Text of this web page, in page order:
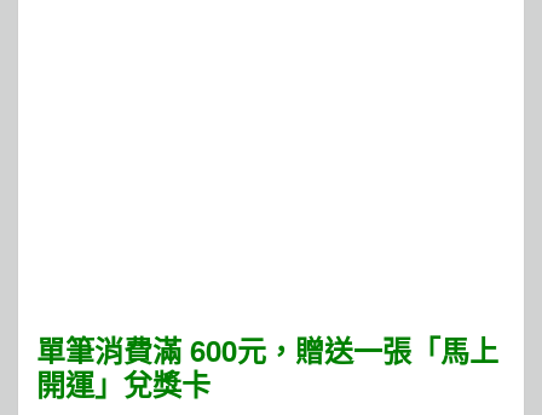
單筆消費滿 600元，贈送一張「馬上
開運」兌獎卡